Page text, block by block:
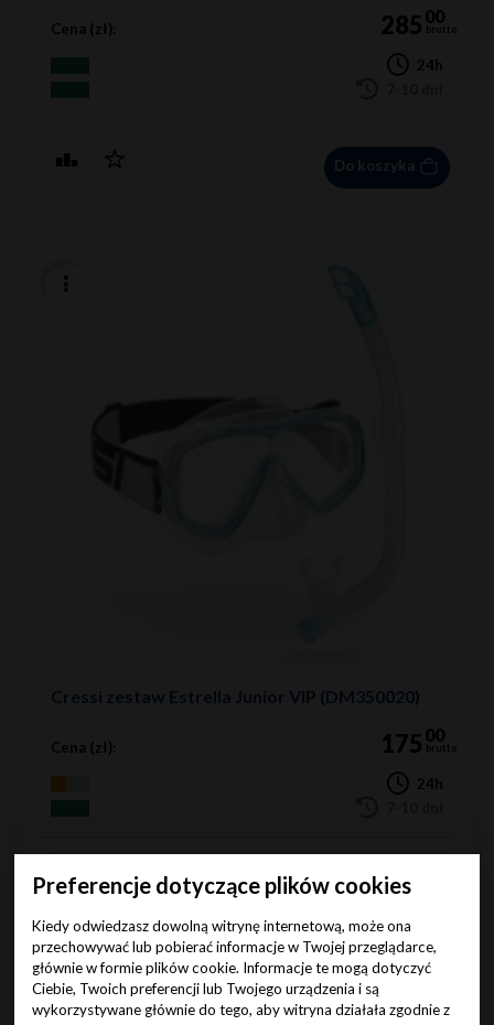
Preferencje dotyczące plików cookies
Kiedy odwiedzasz dowolną witrynę internetową, może ona
przechowywać lub pobierać informacje w Twojej przeglądarce,
głównie w formie plików cookie. Informacje te mogą dotyczyć
Ciebie, Twoich preferencji lub Twojego urządzenia i są
wykorzystywane głównie do tego, aby witryna działała zgodnie z
Cena (zł): 285 00
brutto
24h
Do koszyka
Cressi zestaw Estrella Junior VIP (DM350020)
Cena (zł): 175 00
brutto
24h
Do koszyka